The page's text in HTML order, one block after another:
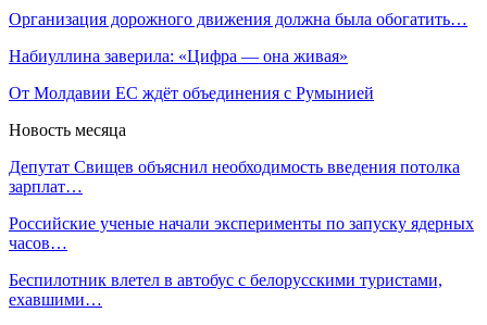
Организация дорожного движения должна была обогатить…
Набиуллина заверила: «Цифра — она живая»
От Молдавии ЕС ждёт объединения с Румынией
Новость месяца
Депутат Свищев объяснил необходимость введения потолка
зарплат…
Российские ученые начали эксперименты по запуску ядерных
часов…
Беспилотник влетел в автобус с белорусскими туристами,
ехавшими…